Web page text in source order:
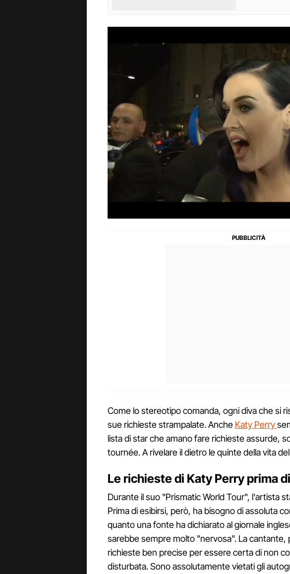
Come lo stereotipo comanda, ogni diva che si
sue richieste strampalate. Anche Katy Perry
lista di star che amano fare richieste assurde,
tournée. A rivelare il dietro le quinte della vita
Le richieste di Katy Perry prima
Durante il suo "Prismatic World Tour", l'artista
Prima di esibirsi, però, ha bisogno di assoluta
quanto una fonte ha dichiarato al giornale
sarebbe sempre molto "nervosa". La cantante,
richieste ben precise per essere certa di non
disturbata. Sono assolutamente vietati gli